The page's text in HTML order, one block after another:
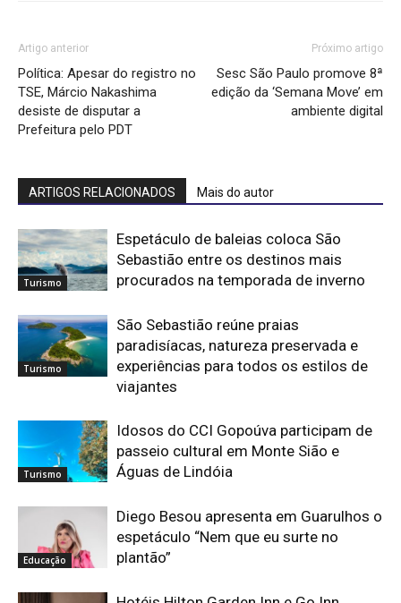
Artigo anterior
Política: Apesar do registro no
TSE, Márcio Nakashima
desiste de disputar a
Prefeitura pelo PDT
Próximo artigo
Sesc São Paulo promove 8ª
edição da ‘Semana Move’ em
ambiente digital
ARTIGOS RELACIONADOS Mais do autor
Turismo
Espetáculo de baleias coloca São
Sebastião entre os destinos mais
procurados na temporada de inverno
Turismo
São Sebastião reúne praias
paradisíacas, natureza preservada e
experiências para todos os estilos de
viajantes
Turismo
Idosos do CCI Gopoúva participam de
passeio cultural em Monte Sião e
Águas de Lindóia
Educação
Diego Besou apresenta em Guarulhos o
espetáculo “Nem que eu surte no
plantão”